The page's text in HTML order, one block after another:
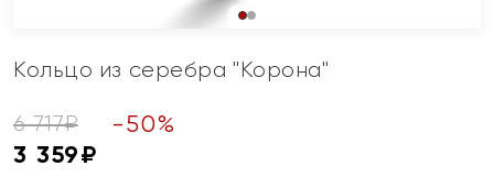
Кольцо из серебра "Корона"
6 717₽ -50%
3 359₽